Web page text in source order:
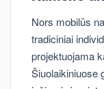
Nors mobilūs
tradiciniai
projektuojama
Šiuolaikiniuose